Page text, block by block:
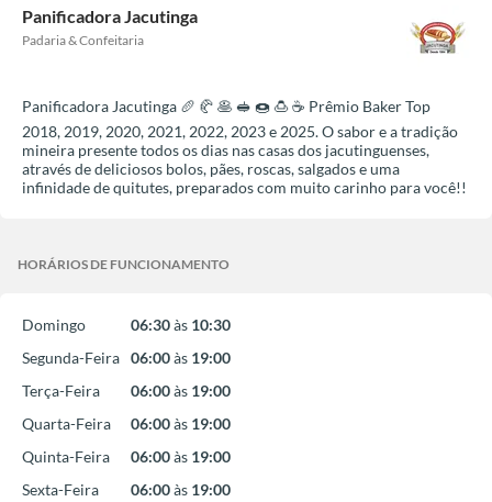
Panificadora Jacutinga
Padaria & Confeitaria
Panificadora Jacutinga 🥖 🥐 🥞 🥪 🍩 🍮 ☕ Prêmio Baker Top
2018, 2019, 2020, 2021, 2022, 2023 e 2025. O sabor e a tradição
mineira presente todos os dias nas casas dos jacutinguenses,
através de deliciosos bolos, pães, roscas, salgados e uma
infinidade de quitutes, preparados com muito carinho para você!!
HORÁRIOS DE FUNCIONAMENTO
Domingo 06:30às 10:30
Segunda-Feira 06:00às 19:00
Terça-Feira
06:00às 19:00
Quarta-Feira
06:00às 19:00
Quinta-Feira
06:00às 19:00
Sexta-Feira
06:00às 19:00